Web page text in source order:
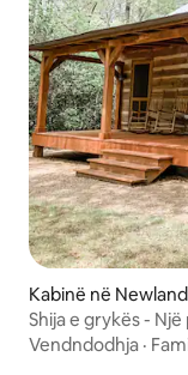
Kabinë në Newland
Shija e grykës -
Vendndodhja ·